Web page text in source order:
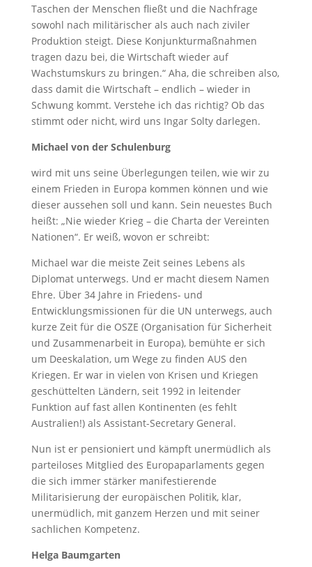
Taschen der Menschen fließt und die Nachfrage
sowohl nach militärischer als auch nach ziviler
Produktion steigt. Diese Konjunkturmaßnahmen
tragen dazu bei, die Wirtschaft wieder auf
Wachstumskurs zu bringen.“ Aha, die schreiben also,
dass damit die Wirtschaft – endlich – wieder in
Schwung kommt. Verstehe ich das richtig? Ob das
stimmt oder nicht, wird uns Ingar Solty darlegen.
Michael von der Schulenburg
wird mit uns seine Überlegungen teilen, wie wir zu
einem Frieden in Europa kommen können und wie
dieser aussehen soll und kann. Sein neuestes Buch
heißt: „Nie wieder Krieg – die Charta der Vereinten
Nationen“. Er weiß, wovon er schreibt:
Michael war die meiste Zeit seines Lebens als
Diplomat unterwegs. Und er macht diesem Namen
Ehre. Über 34 Jahre in Friedens- und
Entwicklungsmissionen für die UN unterwegs, auch
kurze Zeit für die OSZE (Organisation für Sicherheit
und Zusammenarbeit in Europa), bemühte er sich
um Deeskalation, um Wege zu finden AUS den
Kriegen. Er war in vielen von Krisen und Kriegen
geschüttelten Ländern, seit 1992 in leitender
Funktion auf fast allen Kontinenten (es fehlt
Australien!) als Assistant-Secretary General.
Nun ist er pensioniert und kämpft unermüdlich als
parteiloses Mitglied des Europaparlaments gegen
die sich immer stärker manifestierende
Militarisierung der europäischen Politik, klar,
unermüdlich, mit ganzem Herzen und mit seiner
sachlichen Kompetenz.
Helga Baumgarten